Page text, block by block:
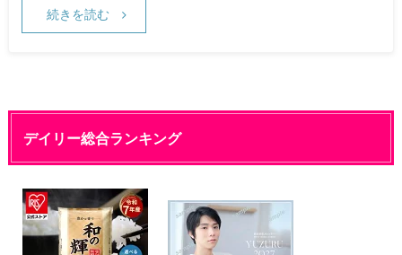
続きを読む
デイリー総合ランキング